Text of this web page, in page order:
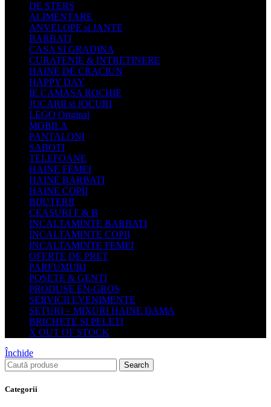
DE STERS
ALIMENTARE
ANVELOPE si JANTE
BARBATI
CASA SI GRADINA
CURATENIE & INTRETINERE
HAINE DE CRACIUN
HAPPY DAY
IE CAMASA ROCHIE
JUCARII si JOCURI
LEGO Original
MOBILA
PANTALONI
SABOTI
TELEFOANE
HAINE FEMEI
HAINE BARBATI
HAINE COPII
BIJUTERII
CEASURI F & B
INCALTAMINTE BARBATI
INCALTAMINTE COPII
INCALTAMINTE FEMEI
OFERTE DE PRET
PARFUMURI
POSETE & GENTI
PRODUSE EN-GROS
SERVICII EVENIMENTE
SETURI – MIXURI HAINE DAMA
BRICHETE SI PELETI
X OUT OF STOCK
Închide
Search
Categorii